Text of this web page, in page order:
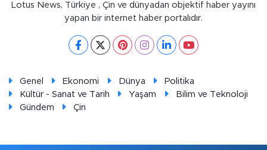
Lotus News, Türkiye , Çin ve dünyadan objektif haber yayını
yapan bir internet haber portalıdır.
Genel Ekonomi Dünya
Politika
Kültür - Sanat ve Tarih
Yaşam
Bilim ve Teknoloji
Gündem
Çin